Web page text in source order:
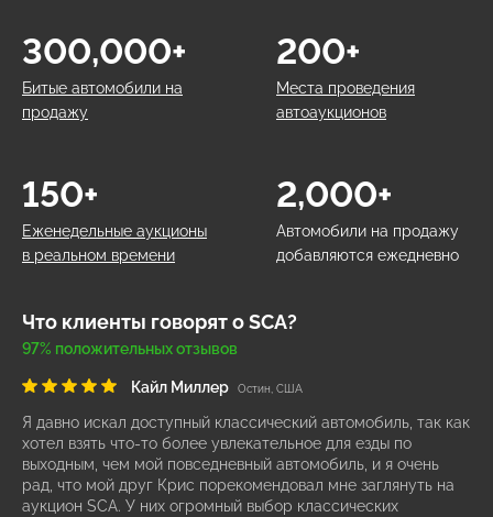
Битые автомобили на
продажу
300,000+
Места проведения
автоаукционов
200+
Еженедельные аукционы
в реальном времени
150+
Автомобили на продажу
добавляются ежедневно
2,000+
Что клиенты говорят о SCA?
97% положительных отзывов
Кайл Миллер Остин, США
Я давно искал доступный классический автомобиль, так как
хотел взять что-то более увлекательное для езды по
выходным, чем мой повседневный автомобиль, и я очень
рад, что мой друг Крис порекомендовал мне заглянуть на
аукцион SCA. У них огромный выбор классических